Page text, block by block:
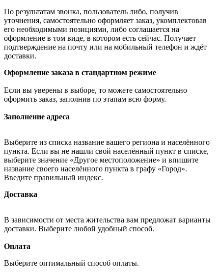
По результатам звонка, пользователь либо, получив
уточнения, самостоятельно оформляет заказ, укомплектовав
его необходимыми позициями, либо соглашается на
оформление в том виде, в котором есть сейчас. Получает
подтверждение на почту или на мобильный телефон и ждёт
доставки.
Оформление заказа в стандартном режиме
Если вы уверены в выборе, то можете самостоятельно
оформить заказ, заполнив по этапам всю форму.
Заполнение адреса
Выберите из списка название вашего региона и населённого
пункта. Если вы не нашли свой населённый пункт в списке,
выберите значение «Другое местоположение» и впишите
название своего населённого пункта в графу «Город».
Введите правильный индекс.
Доставка
В зависимости от места жительства вам предложат варианты
доставки. Выберите любой удобный способ.
Оплата
Выберите оптимальный способ оплаты.